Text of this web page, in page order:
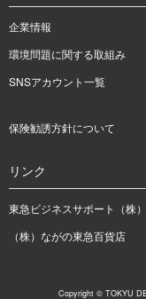
企業情報
環境問題に関する取組み
SNSアカウント一覧
保険勧誘方針について
リンク
東急ビジネスサポート（株）
（株）ながの東急百貨店
Copyright © TOKYU